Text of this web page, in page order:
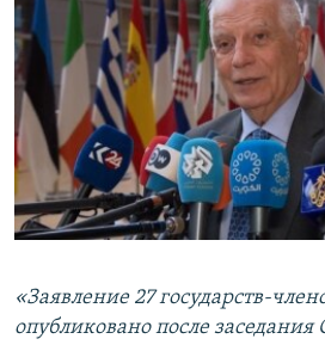
«Заявление 27 государств-
опубликовано после заседания